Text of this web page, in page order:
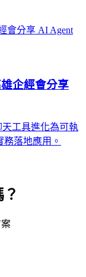
企經會分享
工具進化為可執
落地應用。